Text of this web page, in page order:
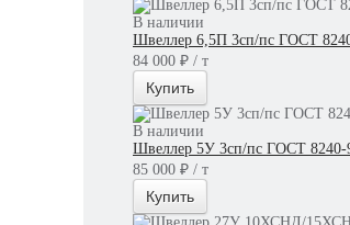
В наличии
Швеллер 6,5П 3сп/пс ГОСТ
84 000 ₽ / т
Купить
В наличии
Швеллер 5У 3сп/пс ГОСТ 8240-
85 000 ₽ / т
Купить